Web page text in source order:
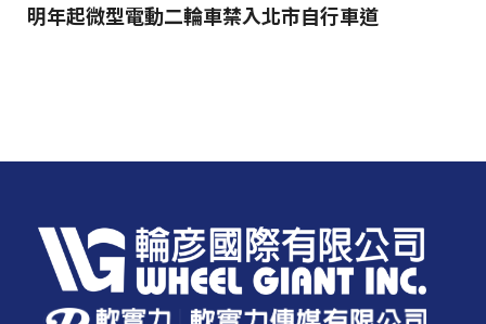
明年起微型電動二輪車禁入北市自行車道